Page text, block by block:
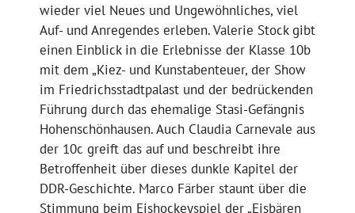
wieder viel Neues und Ungewöhnliches, viel
Auf- und Anregendes erleben. Valerie Stock gibt
einen Einblick in die Erlebnisse der Klasse 10b
mit dem „Kiez- und Kunstabenteuer, der Show
im Friedrichsstadtpalast und der bedrückenden
Führung durch das ehemalige Stasi-Gefängnis
Hohenschönhausen. Auch Claudia Carnevale aus
der 10c greift das auf und beschreibt ihre
Betroffenheit über dieses dunkle Kapitel der
DDR-Geschichte. Marco Färber staunt über die
Stimmung beim Eishockeyspiel der „Eisbären